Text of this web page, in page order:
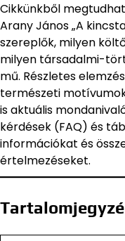
Cikkünkből
Arany János „A
szereplők, milyen
milyen társadalmi-
mű. Részletes
természeti
is aktuális
kérdések (FAQ) és
információkat és
értelmezéseket.